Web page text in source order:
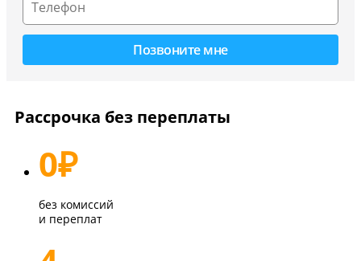
Рассрочка без переплаты
0₽
без комиссий
и переплат